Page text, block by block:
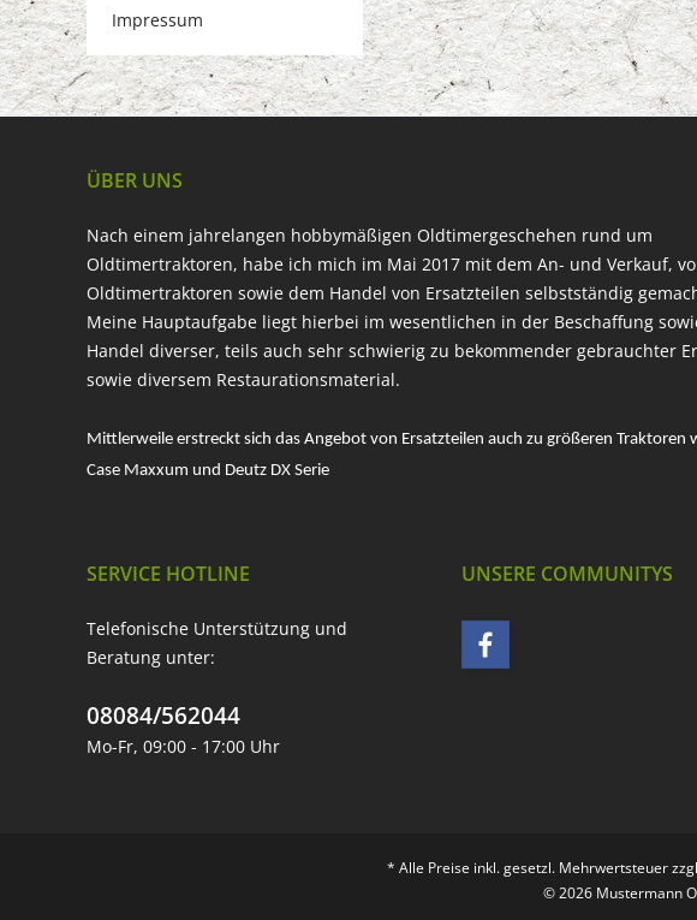
Impressum
ÜBER UNS
Nach einem jahrelangen hobbymäßigen Oldtimergeschehen rund um
Oldtimertraktoren, habe ich mich im Mai 2017 mit dem An- und Verkauf,
Oldtimertraktoren sowie dem Handel von Ersatzteilen selbstständig
Meine Hauptaufgabe liegt hierbei im wesentlichen in der Beschaffung
Handel diverser, teils auch sehr schwierig zu bekommender gebrauchter
sowie diversem Restaurationsmaterial.
Mittlerweile erstreckt sich das Angebot von Ersatzteilen auch zu größeren Traktoren
Case Maxxum und Deutz DX Serie
SERVICE HOTLINE
Telefonische Unterstützung und
Beratung unter:
08084/562044
Mo-Fr, 09:00 - 17:00 Uhr
UNSERE COMMUNITYS
* Alle Preise inkl. gesetzl. Mehrwertsteuer
© 2026 Mustermann